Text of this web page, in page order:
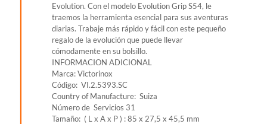
Evolution. Con el modelo Evolution Grip S54, le
traemos la herramienta esencial para sus aventuras
diarias. Trabaje más rápido y fácil con este pequeño
regalo de la evolución que puede llevar
cómodamente en su bolsillo.
INFORMACION ADICIONAL
Marca: Victorinox
Código: VI.2.5393.SC
Country of Manufacture: Suiza
Número de Servicios 31
Tamaño: ( L x A x P ) : 85 x 27,5 x 45,5 mm